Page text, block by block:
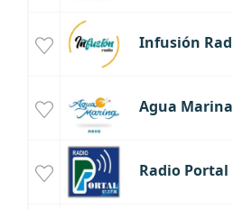
Infusión Radio
Agua Marina Radio
Radio Portal Pisac